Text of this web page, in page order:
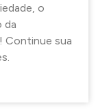
o
da
Continue sua